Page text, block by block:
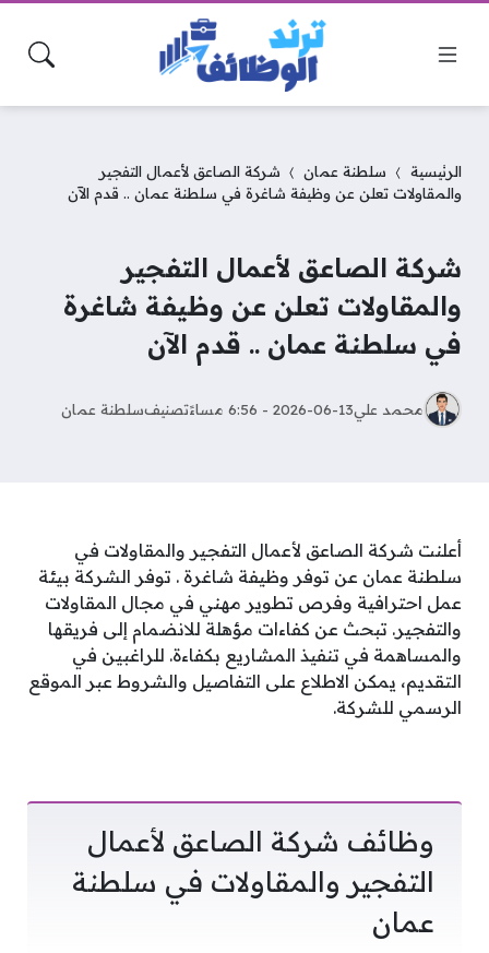
الرئيسية سلطنة عمان
شركة الصاعق لأعمال التفجير
والمقاولات تعلن عن وظيفة شاغرة في سلطنة عمان .. قدم الآن
شركة الصاعق لأعمال التفجير
والمقاولات تعلن عن وظيفة شاغرة
في سلطنة عمان .. قدم الآن
محمد علي2026-06-13 - 6:56 مساءً تصنيفسلطنة عمان
أعلنت شركة الصاعق لأعمال التفجير والمقاولات في
سلطنة عمان عن توفر وظيفة شاغرة . توفر الشركة بيئة
عمل احترافية وفرص تطوير مهني في مجال المقاولات
والتفجير. تبحث عن كفاءات مؤهلة للانضمام إلى فريقها
والمساهمة في تنفيذ المشاريع بكفاءة. للراغبين في
التقديم، يمكن الاطلاع على التفاصيل والشروط عبر الموقع
الرسمي للشركة.
وظائف شركة الصاعق لأعمال
التفجير والمقاولات في سلطنة
عمان